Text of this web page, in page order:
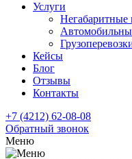
Услуги
Негабаритные
Кейсы
Блог
Отзывы
Контакты
+7 (4212) 62-08-08
Обратный звонок
Меню